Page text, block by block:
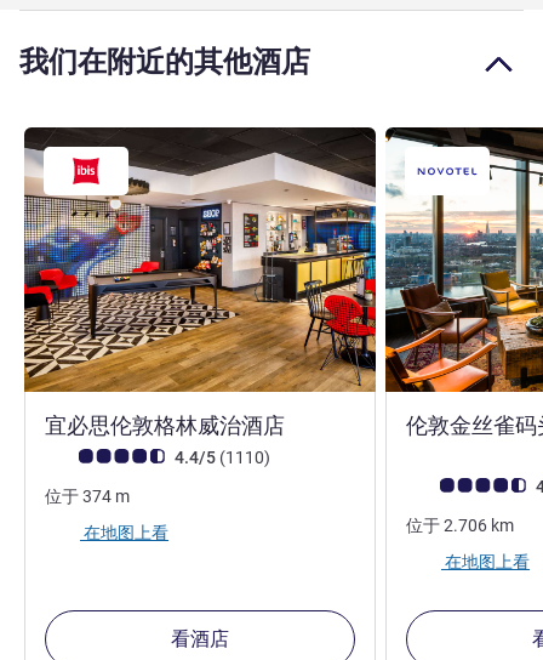
我们在附近的其他酒店
宜必思伦敦格林威治酒店
客户意见评级 (ALL 评级)
4.4/5 (1110评论
)
位于374 m
在地图上看
看酒店
伦敦金丝雀
客户意见评级
位于2.706 km
在地图上看